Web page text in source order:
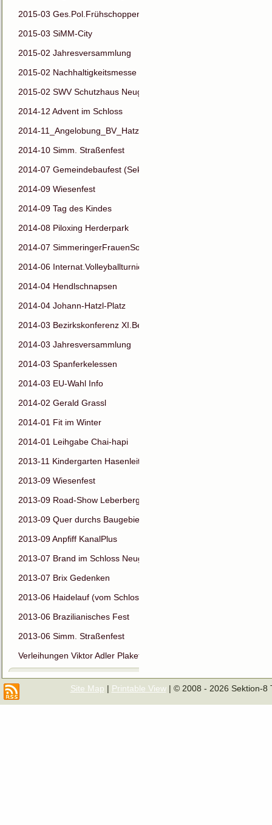
2015-03 Ges.Pol.Frühschoppen
2015-03 SiMM-City
2015-02 Jahresversammlung
2015-02 Nachhaltigkeitsmesse
2015-02 SWV Schutzhaus Neugebäude
2014-12 Advent im Schloss
2014-11_Angelobung_BV_Hatzl
2014-10 Simm. Straßenfest
2014-07 Gemeindebaufest (Sektion14)
2014-09 Wiesenfest
2014-09 Tag des Kindes
2014-08 Piloxing Herderpark
2014-07 SimmeringerFrauenSommerfest
2014-06 Internat.Volleyballturnier
2014-04 Hendlschnapsen
2014-04 Johann-Hatzl-Platz
2014-03 Bezirkskonferenz XI.Bez
2014-03 Jahresversammlung
2014-03 Spanferkelessen
2014-03 EU-Wahl Info
2014-02 Gerald Grassl
2014-01 Fit im Winter
2014-01 Leihgabe Chai-hapi
2013-11 Kindergarten Hasenleiten
2013-09 Wiesenfest
2013-09 Road-Show Leberberg
2013-09 Quer durchs Baugebiet
2013-09 Anpfiff KanalPlus
2013-07 Brand im Schloss Neugebäude
2013-07 Brix Gedenken
2013-06 Haidelauf (vom Schloss ins Schloss)
2013-06 Brazilianisches Fest
2013-06 Simm. Straßenfest
Verleihungen Viktor Adler Plakette
Site Map | Printable View| © 2008 - 2026 Sektion-8